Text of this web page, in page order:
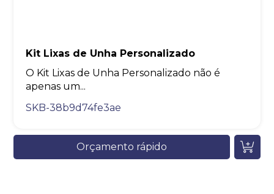
Kit Lixas de Unha Personalizado
O Kit Lixas de Unha Personalizado não é
apenas um...
SKB-38b9d74fe3ae
Orçamento rápido